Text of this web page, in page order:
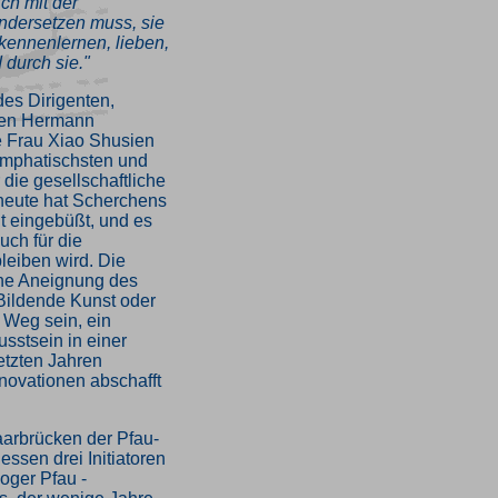
muss, sie
lieben,
durch sie."
Dirigenten,
Hermann
Frau Xiao Shusien
und
gesellschaftliche
hat Scherchens
eingebüßt, und es
für die
wird. Die
Aneignung des
Kunst oder
sein, ein
in einer
Jahren
abschafft
der Pfau-
drei Initiatoren
Pfau -